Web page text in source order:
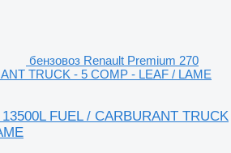
бензовоз Renault Premium 270
TRUCK - 5 COMP - LEAF / LAME
FUEL / CARBURANT TRUCK